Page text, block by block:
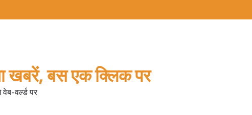
खबरें, बस एक क्लिक पर
वर्ल्ड पर